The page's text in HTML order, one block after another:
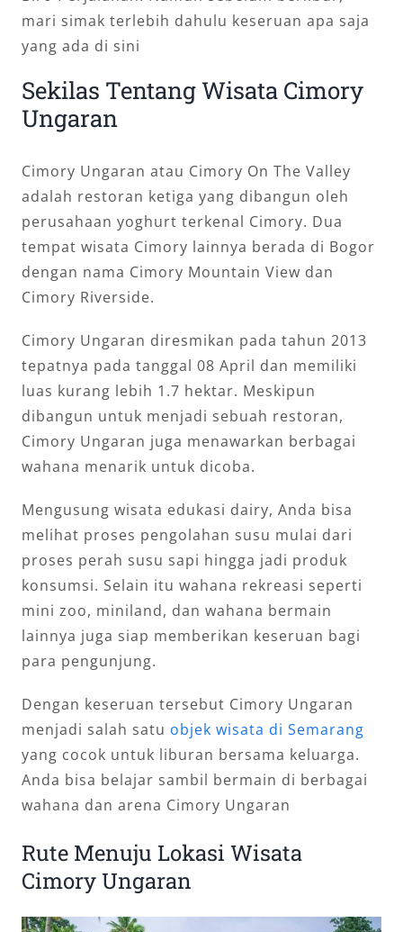
mari simak terlebih dahulu keseruan apa saja
yang ada di sini
Sekilas Tentang Wisata Cimory
Ungaran
Cimory Ungaran atau Cimory On The Valley
adalah restoran ketiga yang dibangun oleh
perusahaan yoghurt terkenal Cimory. Dua
tempat wisata Cimory lainnya berada di Bogor
dengan nama Cimory Mountain View dan
Cimory Riverside.
Cimory Ungaran diresmikan pada tahun 2013
tepatnya pada tanggal 08 April dan memiliki
luas kurang lebih 1.7 hektar. Meskipun
dibangun untuk menjadi sebuah restoran,
Cimory Ungaran juga menawarkan berbagai
wahana menarik untuk dicoba.
Mengusung wisata edukasi dairy, Anda bisa
melihat proses pengolahan susu mulai dari
proses perah susu sapi hingga jadi produk
konsumsi. Selain itu wahana rekreasi seperti
mini zoo, miniland, dan wahana bermain
lainnya juga siap memberikan keseruan bagi
para pengunjung.
Dengan keseruan tersebut Cimory Ungaran
menjadi salah satu objek wisata di Semarang
yang cocok untuk liburan bersama keluarga.
Anda bisa belajar sambil bermain di berbagai
wahana dan arena Cimory Ungaran
Rute Menuju Lokasi Wisata
Cimory Ungaran